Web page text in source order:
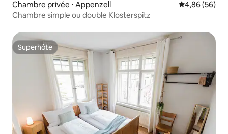
Chambre privée ⋅ Appenzell Évaluation
4,86 (56)
Chambre simple ou double Klosterspitz
Superhôte
Superhôte